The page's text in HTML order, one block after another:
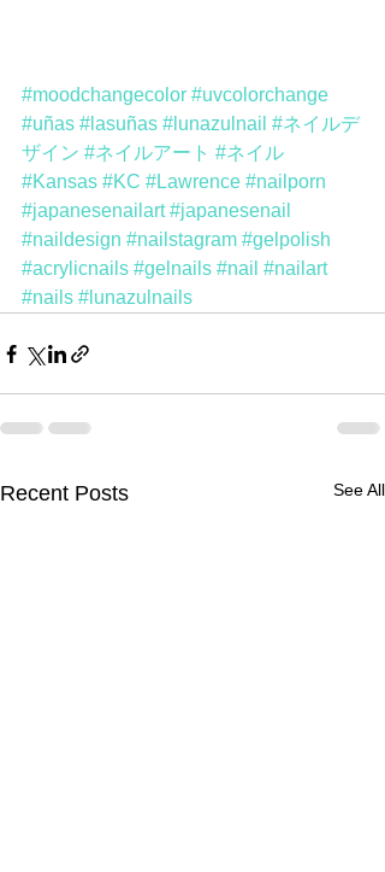
#moodchangecolor #uvcolorchange
#uñas #lasuñas #lunazulnail #ネイルデ
ザイン #ネイルアート #ネイル
#Kansas #KC #Lawrence #nailporn
#japanesenailart #japanesenail
#naildesign #nailstagram #gelpolish
#acrylicnails #gelnails #nail #nailart
#nails #lunazulnails
Recent Posts See All